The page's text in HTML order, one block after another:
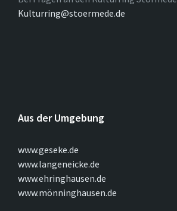
Kulturring@stoermede.de
Aus der Umgebung
www.geseke.de
www.langeneicke.de
www.ehringhausen.de
www.mönninghausen.de